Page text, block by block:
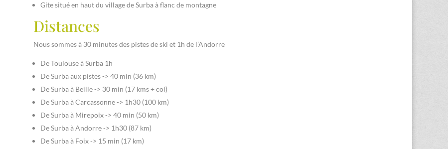
Gite situé en haut du village de Surba à flanc de montagne
Distances
Nous sommes à 30 minutes des pistes de ski et 1h de l’Andorre
De Toulouse à Surba 1h
De Surba aux pistes -> 40 min (36 km)
De Surba à Beille -> 30 min (17 kms + col)
De Surba à Carcassonne -> 1h30 (100 km)
De Surba à Mirepoix -> 40 min (50 km)
De Surba à Andorre -> 1h30 (87 km)
De Surba à Foix -> 15 min (17 km)